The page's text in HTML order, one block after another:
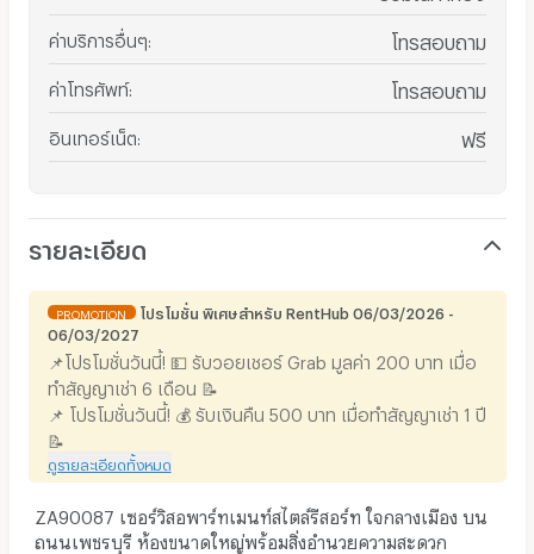
ค่าบริการอื่นๆ โทรสอบถาม
ค่าโทรศัพท์: โทรสอบถาม
อินเทอร์เน็ต ฟรี
รายละเอียด
PROMOTION
โปรโมชั่น พิเศษสำหรับ RentHub 06/03/2026 -
06/03/2027
📌โปรโมชั่นวันนี้! 💵 รับวอยเชอร์ Grab มูลค่า 200 บาท เมื่อ
ทำสัญญาเช่า 6 เดือน 📝
📌 โปรโมชั่นวันนี้! 💰 รับเงินคืน 500 บาท เมื่อทำสัญญาเช่า 1 ปี
📝
ดูรายละเอียดทั้งหมด
ZA90087 เซอร์วิสอพาร์ทเมนท์สไตล์รีสอร์ท ใจกลางเมือง บน
ถนนเพชรบุรี ห้องขนาดใหญ่พร้อมสิ่งอำนวยความสะดวก